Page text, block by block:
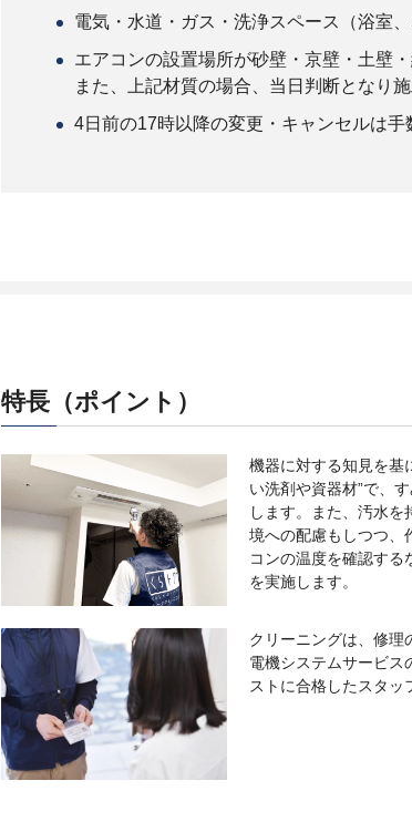
電気・水道・ガス・洗浄スペース（浴室
エアコンの設置場所が砂壁・京壁・土壁
また、上記材質の場合、当日判断となり
4日前の17時以降の変更・キャンセルは
特長（ポイント）
機器に対する知見を基
い洗剤や資器材”で、
します。また、汚水を
境への配慮もしつつ、
コンの温度を確認する
を実施します。
クリーニングは、修理
電機システムサービス
ストに合格したスタッ